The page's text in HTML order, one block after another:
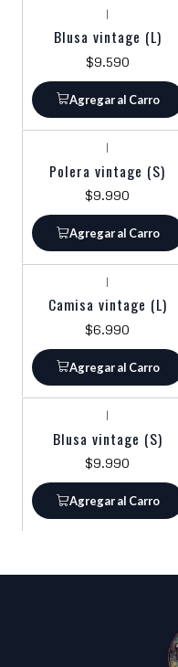
|
Blusa vintage (L)
$9.590
Agregar al Carro
|
Polera vintage (S)
$9.990
Agregar al Carro
|
Camisa vintage (L)
$6.990
Agregar al Carro
|
Blusa vintage (S)
$9.990
Agregar al Carro